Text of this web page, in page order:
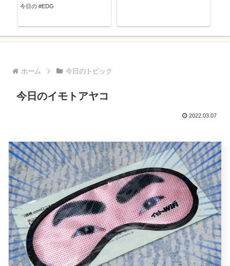
今日の #EDG
ホーム 今日のトピック
今日のイモトアヤコ
2022.03.07